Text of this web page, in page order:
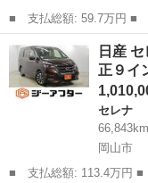
■ 支払総額: 59.7万円 ■ 車両本体価格： 517,000 円 ■ メーカー
名： 日産 ■ 車種名：
イブリッド 前後ドラ
Ｃ Ｂｌｕｅｔ...
岡山 岡山市 セレナ
日産
正９
セレナ
66,843km
岡山市
■ 支払総額: 113.4万円 ■ 車両本体価格： 1,010,000 円 ■ メーカ